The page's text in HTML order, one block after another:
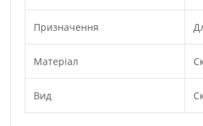
Призначення
Матеріал
Вид